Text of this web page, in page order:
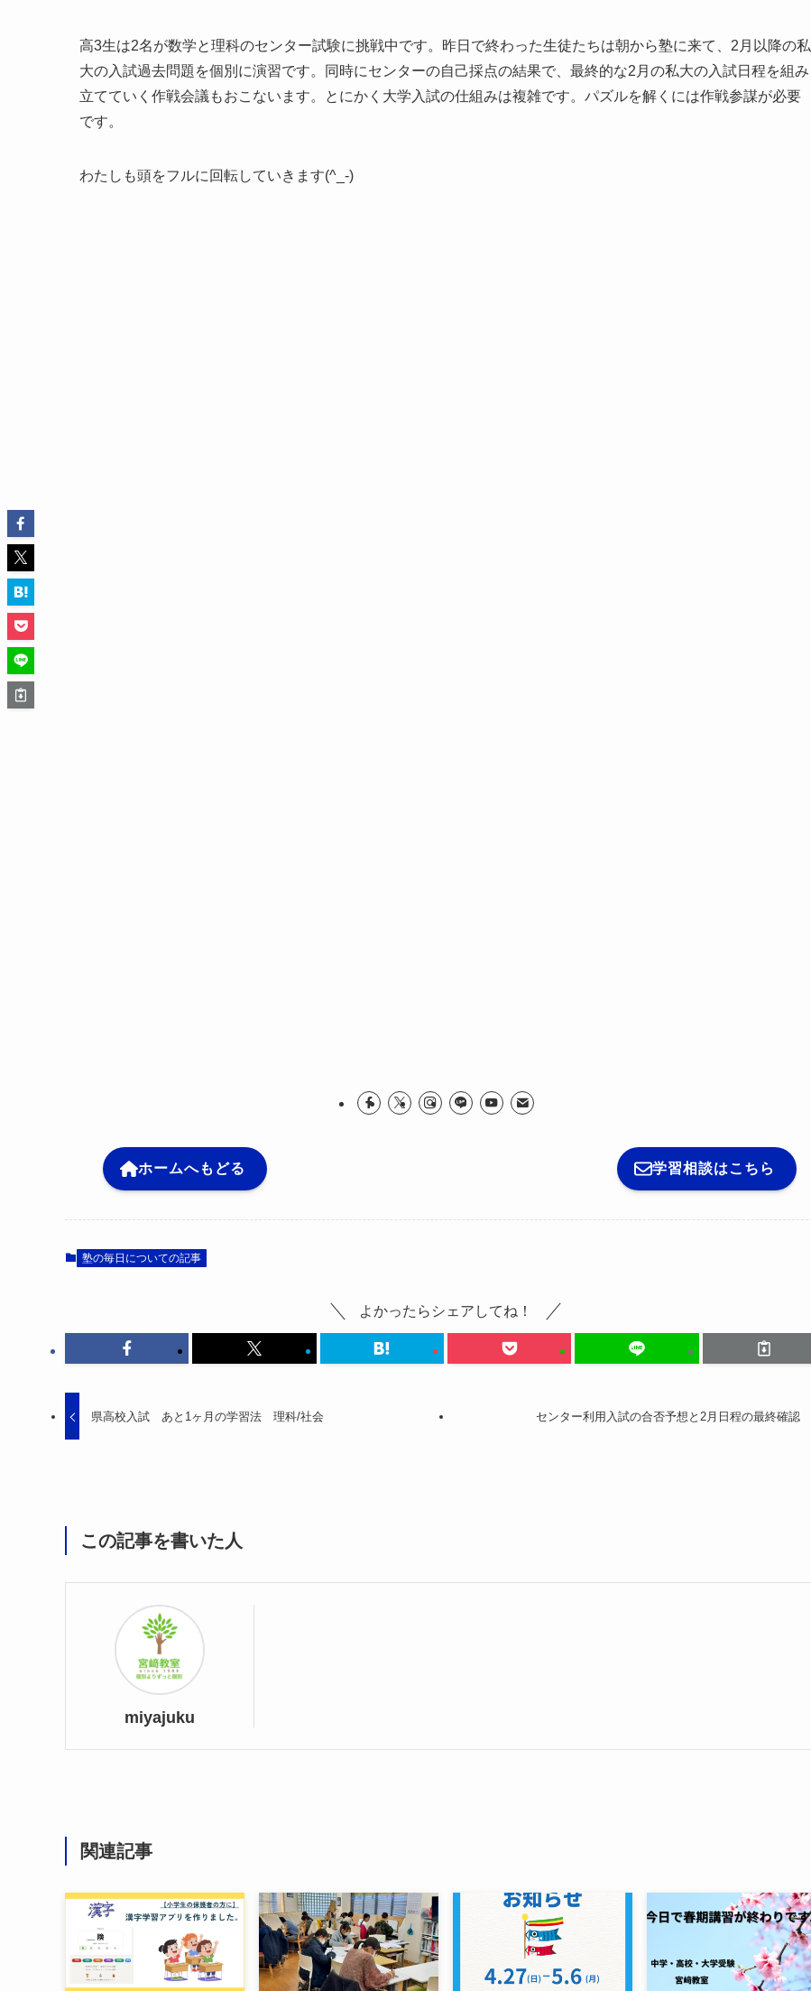
高3生は2名が数学と理科のセンター試験に挑戦中です。昨日で終わった生徒たちは朝から塾に来て、2月以降の私
大の入試過去問題を個別に演習です。同時にセンターの自己採点の結果で、最終的な2月の私大の入試日程を組み
立てていく作戦会議もおこないます。とにかく大学入試の仕組みは複雑です。パズルを解くには作戦参謀が必要
です。
わたしも頭をフルに回転していきます(^_-)
ホームへもどる 学習相談はこちら
塾の毎日についての記事
よかったらシェアしてね！
県高校入試 あと1ヶ月の学習法 理科/社会 センター利用入試の合否予想と2月日程の最終確認
この記事を書いた人
miyajuku
関連記事